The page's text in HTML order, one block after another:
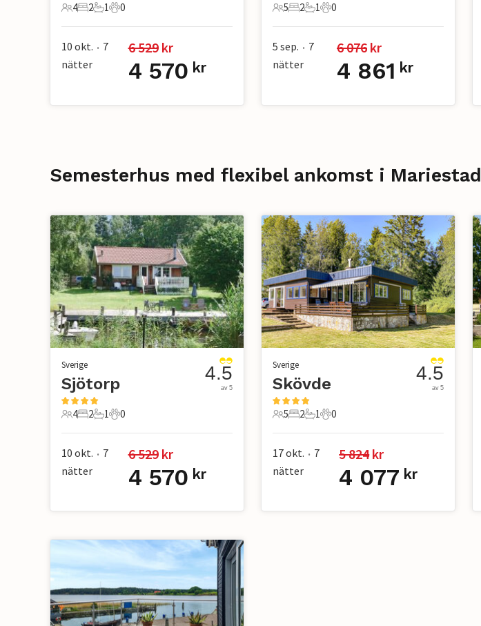
4 Gäster
4
2 Sovrum
2
1 Badrum
1
0 Husdjur
0
10 okt. • 7
nätter
6 529 kr
4 570 kr
5 Gäster
5
2 Sovrum
2
1 Badrum
1
0 Husdjur
0
5 sep. • 7
nätter
6 076 kr
4 861 kr
Semesterhus med flexibel ankomst i Mariestad
Sverige
Sjötorp
4 Gäster
4
2 Sovrum
2
1 Badrum
1
0 Husdjur
0
4.5
av 5
10 okt. • 7
nätter
6 529 kr
4 570 kr
Sverige
Skövde
5 Gäster
5
2 Sovrum
2
1 Badrum
1
0 Husdjur
0
4.5
av 5
17 okt. • 7
nätter
5 824 kr
4 077 kr